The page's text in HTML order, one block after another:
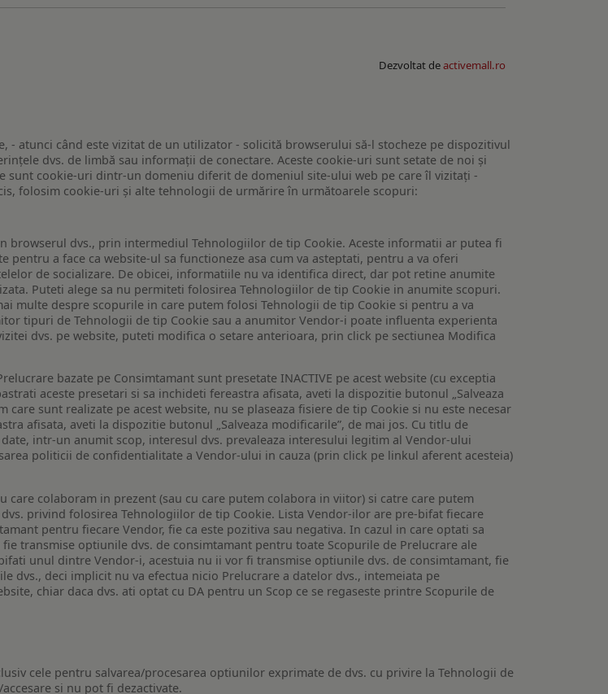
Dezvoltat deactivemall.ro
atunci când este vizitat de un utilizator - solicită browserului să-l stocheze pe dispozitivul
dvs. de limbă sau informații de conectare. Aceste cookie-uri sunt setate de noi și
sunt cookie-uri dintr-un domeniu diferit de domeniul site-ului web pe care îl vizitați -
folosim cookie-uri și alte tehnologii de urmărire în următoarele scopuri:
browserul dvs., prin intermediul Tehnologiilor de tip Cookie. Aceste informatii ar putea fi
a face ca website-ul sa functioneze asa cum va asteptati, pentru a va oferi
de socializare. De obicei, informatiile nu va identifica direct, dar pot retine anumite
Puteti alege sa nu permiteti folosirea Tehnologiilor de tip Cookie in anumite scopuri.
multe despre scopurile in care putem folosi Tehnologii de tip Cookie si pentru a va
tipuri de Tehnologii de tip Cookie sau a anumitor Vendor-i poate influenta experienta
dvs. pe website, puteti modifica o setare anterioara, prin click pe sectiunea Modifica
bazate pe Consimtamant sunt presetate INACTIVE pe acest website (cu exceptia
aceste presetari si sa inchideti fereastra afisata, aveti la dispozitie butonul „Salveaza
sunt realizate pe acest website, nu se plaseaza fisiere de tip Cookie si nu este necesar
afisata, aveti la dispozitie butonul „Salveaza modificarile”, de mai jos. Cu titlu de
intr-un anumit scop, interesul dvs. prevaleaza interesului legitim al Vendor-ului
politicii de confidentialitate a Vendor-ului in cauza (prin click pe linkul aferent acesteia)
colaboram in prezent (sau cu care putem colabora in viitor) si catre care putem
privind folosirea Tehnologiilor de tip Cookie. Lista Vendor-ilor are pre-bifat fiecare
pentru fiecare Vendor, fie ca este pozitiva sau negativa. In cazul in care optati sa
transmise optiunile dvs. de consimtamant pentru toate Scopurile de Prelucrare ale
unul dintre Vendor-i, acestuia nu ii vor fi transmise optiunile dvs. de consimtamant, fie
dvs., deci implicit nu va efectua nicio Prelucrare a datelor dvs., intemeiata pe
chiar daca dvs. ati optat cu DA pentru un Scop ce se regaseste printre Scopurile de
cele pentru salvarea/procesarea optiunilor exprimate de dvs. cu privire la Tehnologii de
si nu pot fi dezactivate.